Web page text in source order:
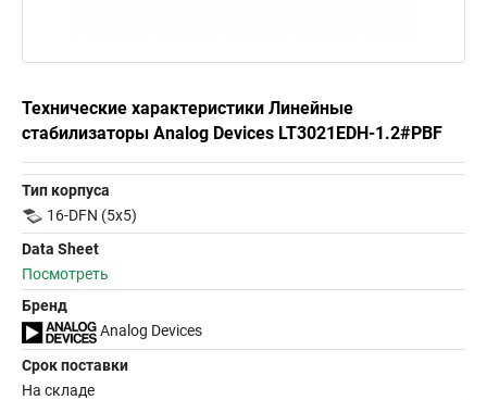
Технические характеристики Линейные
стабилизаторы Analog Devices LT3021EDH-1.2#PBF
Тип корпуса
16-DFN (5x5)
Data Sheet
Посмотреть
Бренд
Analog Devices
Срок поставки
На складе